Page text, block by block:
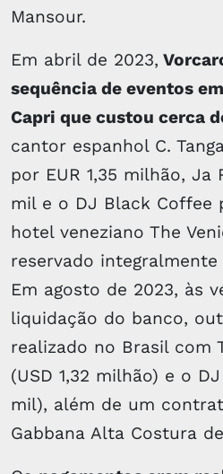
Mansour.
Em abril de 2023,
sequência de eventos
Capri que custou cerca
cantor espanhol C.
por EUR 1,35 milhão, Ja
mil e o DJ Black Coffee
hotel veneziano The
reservado
Em agosto de 2023, às
liquidação do banco,
realizado no Brasil com
(USD 1,32 milhão) e o
mil), além de um
Gabbana Alta Costura